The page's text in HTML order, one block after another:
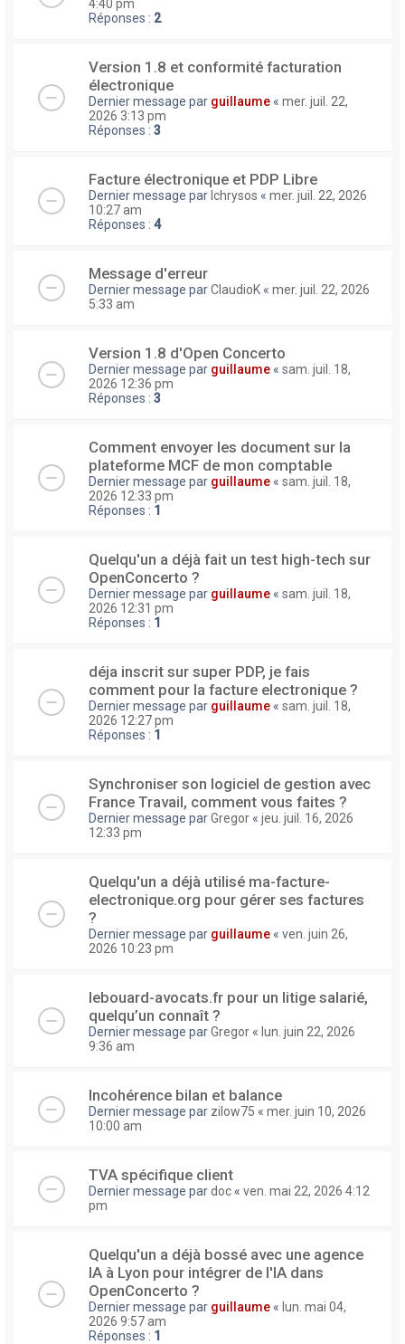
4:40 pm
Réponses : 2
Version 1.8 et conformité facturation
électronique
Dernier message par guillaume « mer. juil. 22,
2026 3:13 pm
Réponses : 3
Facture électronique et PDP Libre
Dernier message par lchrysos « mer. juil. 22, 2026
10:27 am
Réponses : 4
Message d'erreur
Dernier message parClaudioK « mer. juil. 22, 2026
5:33 am
Version 1.8 d'Open Concerto
Dernier message par guillaume « sam. juil. 18,
2026 12:36 pm
Réponses : 3
Comment envoyer les document sur la
plateforme MCF de mon comptable
Dernier message par guillaume « sam. juil. 18,
2026 12:33 pm
Réponses : 1
Quelqu'un a déjà fait un test high-tech sur
OpenConcerto ?
Dernier message par guillaume « sam. juil. 18,
2026 12:31 pm
Réponses : 1
déja inscrit sur super PDP, je fais
comment pour la facture electronique ?
Dernier message par guillaume « sam. juil. 18,
2026 12:27 pm
Réponses : 1
Synchroniser son logiciel de gestion avec
France Travail, comment vous faites ?
Dernier message parGregor « jeu. juil. 16, 2026
12:33 pm
Quelqu'un a déjà utilisé ma-facture-
electronique.org pour gérer ses factures
?
Dernier message par guillaume « ven. juin 26,
2026 10:23 pm
lebouard-avocats.fr pour un litige salarié,
quelqu’un connaît ?
Dernier message parGregor « lun. juin 22, 2026
9:36 am
Incohérence bilan et balance
Dernier message par zilow75 « mer. juin 10, 2026
10:00 am
TVA spécifique client
Dernier message pardoc « ven. mai 22, 2026 4:12
pm
Quelqu'un a déjà bossé avec une agence
IA à Lyon pour intégrer de l'IA dans
OpenConcerto ?
Dernier message par guillaume « lun. mai 04,
2026 9:57 am
Réponses : 1